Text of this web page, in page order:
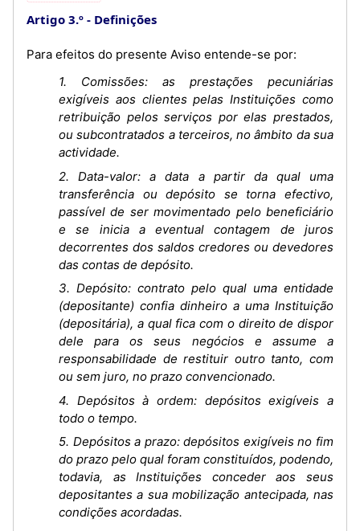
Artigo 3.º Definições
Para efeitos do presente Aviso entende-se por:
1. Comissões: as prestações pecuniárias
exigíveis aos clientes pelas Instituições como
retribuição pelos serviços por elas prestados,
ou subcontratados a terceiros, no âmbito da sua
actividade.
2. Data-valor: a data a partir da qual uma
transferência ou depósito se torna efectivo,
passível de ser movimentado pelo beneficiário
e se inicia a eventual contagem de juros
decorrentes dos saldos credores ou devedores
das contas de depósito.
3. Depósito: contrato pelo qual uma entidade
(depositante) confia dinheiro a uma Instituição
(depositária), a qual fica com o direito de dispor
dele para os seus negócios e assume a
responsabilidade de restituir outro tanto, com
ou sem juro, no prazo convencionado.
4. Depósitos à ordem: depósitos exigíveis a
todo o tempo.
5. Depósitos a prazo: depósitos exigíveis no fim
do prazo pelo qual foram constituídos, podendo,
todavia, as Instituições conceder aos seus
depositantes a sua mobilização antecipada, nas
condições acordadas.